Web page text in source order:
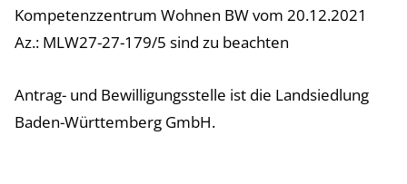
Kompetenzzentrum Wohnen BW vom 20.12.2021
Az.: MLW27-27-179/5 sind zu beachten
Antrag- und Bewilligungsstelle ist die Landsiedlung
Baden-Württemberg GmbH.